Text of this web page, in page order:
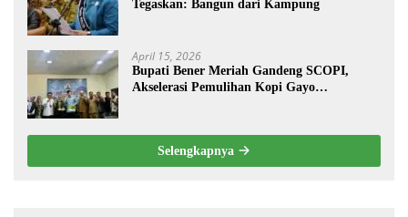
Tegaskan: Bangun dari Kampung
April 15, 2026
Bupati Bener Meriah Gandeng SCOPI,
Akselerasi Pemulihan Kopi Gayo
Selengkapnya